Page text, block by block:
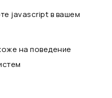
javascript в вашем
на поведение